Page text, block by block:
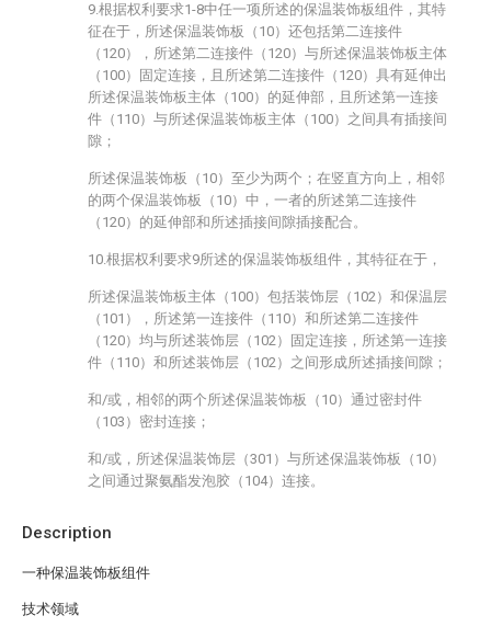
Description
一种保温装饰板组件
技术领域
9.根据权利要求1-8中任一项所述的保温装饰板组件，其特
征在于，所述保温装饰板（10）还包括第二连接件
（120），所述第二连接件（120）与所述保温装饰板主体
（100）固定连接，且所述第二连接件（120）具有延伸出
所述保温装饰板主体（100）的延伸部，且所述第一连接
件（110）与所述保温装饰板主体（100）之间具有插接间
隙；
所述保温装饰板（10）至少为两个；在竖直方向上，相邻
的两个保温装饰板（10）中，一者的所述第二连接件
（120）的延伸部和所述插接间隙插接配合。
10.根据权利要求9所述的保温装饰板组件，其特征在于，
所述保温装饰板主体（100）包括装饰层（102）和保温层
（101），所述第一连接件（110）和所述第二连接件
（120）均与所述装饰层（102）固定连接，所述第一连接
件（110）和所述装饰层（102）之间形成所述插接间隙；
和/或，相邻的两个所述保温装饰板（10）通过密封件
（103）密封连接；
和/或，所述保温装饰层（301）与所述保温装饰板（10）
之间通过聚氨酯发泡胶（104）连接。